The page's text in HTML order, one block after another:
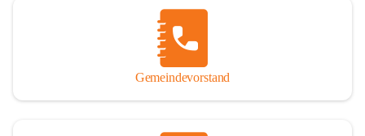
Gemeindevorstand